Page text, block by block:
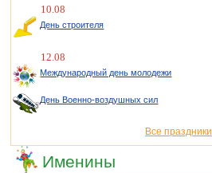
10.08
День строителя
12.08
Международный день молодежи
День Военно-воздушных сил
Все праздники
Именины